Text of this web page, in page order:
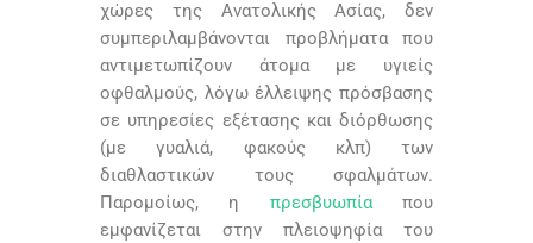
χώρες της Ανατολικής Ασίας, δεν
συμπεριλαμβάνονται προβλήματα που
αντιμετωπίζουν άτομα με υγιείς
οφθαλμούς, λόγω έλλειψης πρόσβασης
σε υπηρεσίες εξέτασης και διόρθωσης
(με γυαλιά, φακούς κλπ) των
διαθλαστικών τους σφαλμάτων.
Παρομοίως, η πρεσβυωπίαπου
εμφανίζεται στην πλειοψηφία του